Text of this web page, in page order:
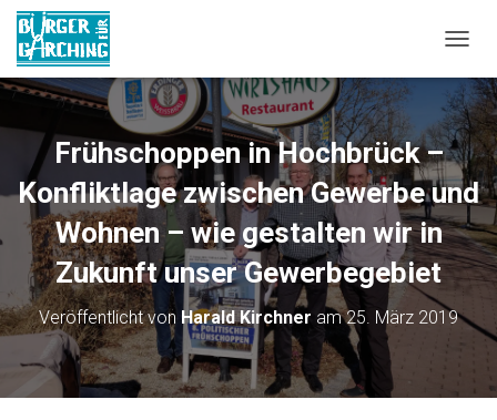
Frühschoppen in Hochbrück –
Konfliktlage zwischen Gewerbe und
Wohnen – wie gestalten wir in
Zukunft unser Gewerbegebiet
Veröffentlicht von Harald Kirchner am25. März 2019